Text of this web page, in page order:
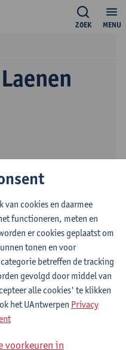
MENU
ZOEK
van cookies en daarmee
functioneren, meten en
er cookies geplaatst om
tonen en voor
betreffen de tracking
gevolgd door middel van
alle cookies' te klikken
het UAntwerpen Privacy
voorkeuren in